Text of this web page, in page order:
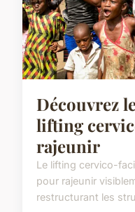
Découvrez
lifting
rajeunir
Le lifting cervico-
pour rajeunir
restructurant les